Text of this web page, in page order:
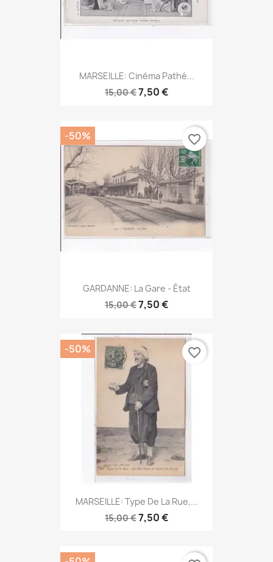
MARSEILLE: Cinéma Pathé...
15,00 €7,50 €
GARDANNE: La Gare - État
15,00 €7,50 €
-50% favorite_border
MARSEILLE: Type De La Rue,...
15,00 €7,50 €
-50% favorite_border